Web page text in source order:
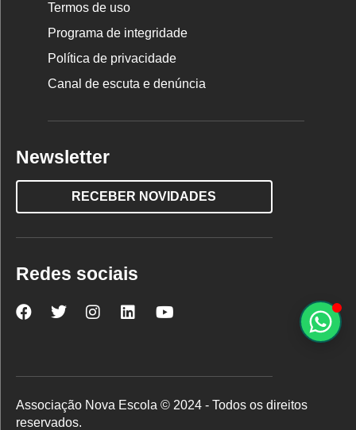
Termos de uso
Programa de integridade
Política de privacidade
Canal de escuta e denúncia
Newsletter
RECEBER NOVIDADES
Redes sociais
Nova
Facebook
Nova
Twitter
Nova
Instagram
Nova
LinkedInYouTube
Associação Nova Escola © 2024 - Todos os direitos
reservados.